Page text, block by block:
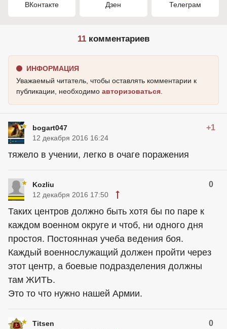
ВКонтакте Дзен Телеграм
11 комментариев
ИНФОРМАЦИЯ
Уважаемый читатель, чтобы оставлять комментарии к
публикации, необходимо авторизоваться
bogart047 +1
12 декабря 2016 16:24
тяжело в учении, легко в очаге поражения
Kozliu 0
12 декабря 2016 17:50
Таких центров должно быть хотя бы по паре к
каждом военном округе и чтоб, ни одного дня
простоя. Постоянная учеба ведения боя.
Каждый военнослужащий должен пройти через
этот центр, а боевые подразделения должны
там ЖИТЬ.
Это то что нужно нашей Армии.
Titsen 0